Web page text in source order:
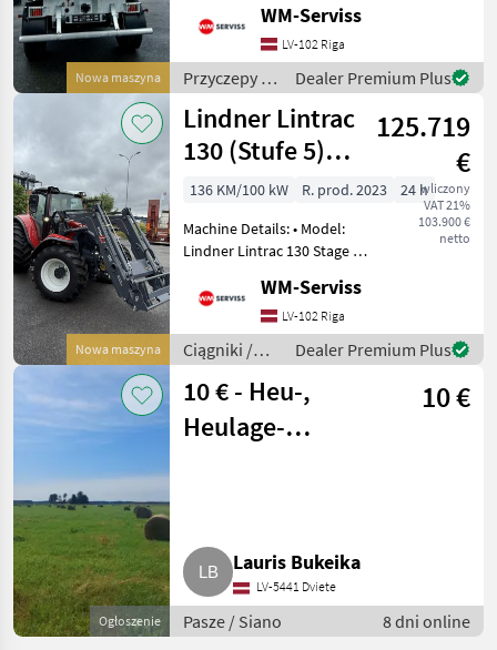
Marketplace
Oferty
dealerów
Ogłoszenia
drobne
Nowa maszyna
stalową - grubość 5 mm -
Ściana przednia wykonana
z pojedynczej blachy z
oknem inspekcyjnym, - Boki
WM-Serviss
LV-102 Riga
Przyczepy /
Zaslaw
Dealer Premium Plus
Nowa maszyna
Lindner Lintrac
130 (Stufe 5)
4Rad-Lenkung
125.719
€
wliczony
VAT 21%
103.900 €
netto
136 KM/100 kW R. prod. 2023
24 h
Machine Details: • Model:
Lindner Lintrac 130 Stage V
(direct from Lindner
hours (brand new, never
used)
WM-Serviss
LV-102 Riga
Ciągniki /
Lindner
Dealer Premium Plus
Ogłoszenie
10 € - Heu-,
Heulage-
10 €
Lauris Bukeika
LV-5441 Dviete
Pasze / Siano 8 dni online